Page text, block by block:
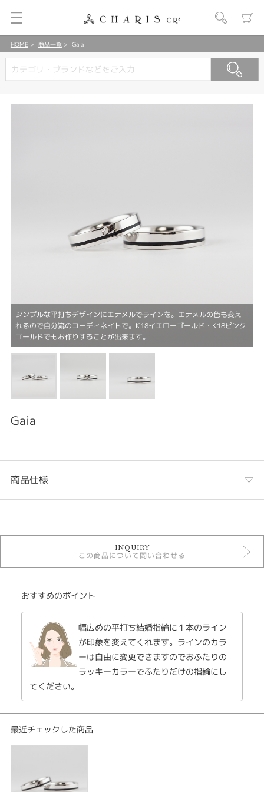
HOME 商品一覧 Gaia
シンプルな平打ちデザインにエナメルでラインを。エナメルの色も変え
れるので自分流のコーディネイトで。K18イエローゴールド・K18ピンク
ゴールドでもお作りすることが出来ます。
Gaia
商品仕様
マリッジリングボリューム
Original Rings結婚指輪
紹介文
gaia ガイア
結婚指輪 men's プラチナ900
結婚指輪 lady's プラチナ900
幅広で重厚なこのシリーズはエッジの効いた高級感のある結婚指輪。
INQUIRY
この商品について問い合わせる
おすすめのポイント
幅広めの平打ち結婚指輪に１本のライン
が印象を変えてくれます。ラインのカラ
ーは自由に変更できますのでおふたりの
ラッキーカラーでふたりだけの指輪にし
てください。
最近チェックした商品